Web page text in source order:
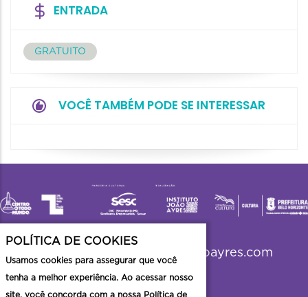
ENTRADA
GRATUITO
VOCÊ TAMBÉM PODE SE INTERESSAR
viradabh2023@institutojoaoayres.com
POLÍTICA DE COOKIES
Usamos cookies para assegurar que você
tenha a melhor experiência. Ao acessar nosso
site, você concorda com a nossa Política de